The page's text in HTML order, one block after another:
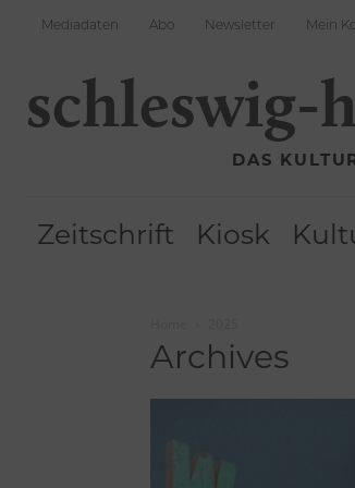
Mediadaten Abo Newsletter Mein
schleswig-
DAS
Zeitschrift Kiosk
Archives